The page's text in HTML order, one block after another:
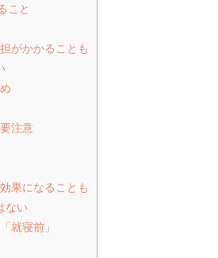
こと
がかかることも
注意
果になることも
ない
就寝前」